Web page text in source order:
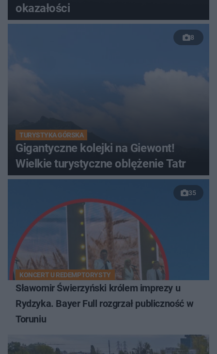
okazałości
8
TURYSTYKA GÓRSKA
Gigantyczne kolejki na Giewont!
Wielkie turystyczne oblężenie Tatr
35
KONCERT U REDEMPTORYSTY
Sławomir Świerzyński królem imprezy u
Rydzyka. Bayer Full rozgrzał publiczność w
Toruniu